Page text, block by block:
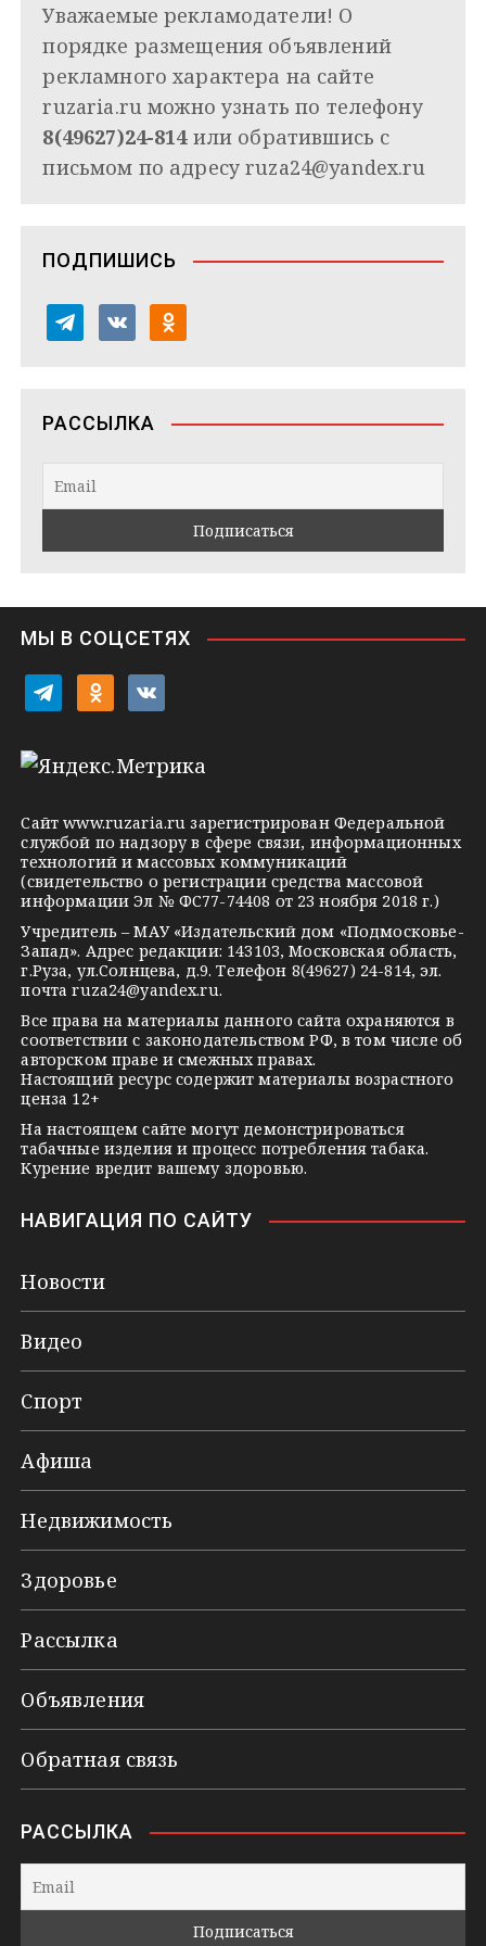
Уважаемые рекламодатели! О
порядке размещения объявлений
рекламного характера на сайте
ruzaria.ru можно узнать по телефону
8(49627)24-814или обратившись с
письмом по адресуruza24@yandex.ru
ПОДПИШИСЬ
e
e
a
v
k
n
d
o
k
i
РАССЫЛКА
МЫ В СОЦСЕТЯХ
e
l
r
a
m
d
o
l
a
s
s
n
i
k
i
v
k
n
a
k
t
e
Сайтwww.ruzaria.ru зарегистрирован Федеральной
службой по надзору в сфере связи, информационных
технологий и массовых коммуникаций
(свидетельство о регистрации средства массовой
информации Эл № ФС77-74408 от 23 ноября 2018 г.)
Учредитель – МАУ «Издательский дом «Подмосковье-
Запад». Адрес редакции: 143103, Московская область,
г.Руза, ул.Солнцева, д.9. Телефон 8(49627) 24-814, эл.
почтаruza24@yandex.ru.
Все права на материалы данного сайта охраняются в
соответствии с законодательством РФ, в том числе об
авторском праве и смежных правах.
Настоящий ресурс содержит материалы возрастного
ценза 12+
На настоящем сайте могут демонстрироваться
табачные изделия и процесс потребления табака.
Курение вредит вашему здоровью.
НАВИГАЦИЯ ПО САЙТУ
Новости
Видео
Спорт
Афиша
Недвижимость
Здоровье
Рассылка
Объявления
Обратная связь
РАССЫЛКА